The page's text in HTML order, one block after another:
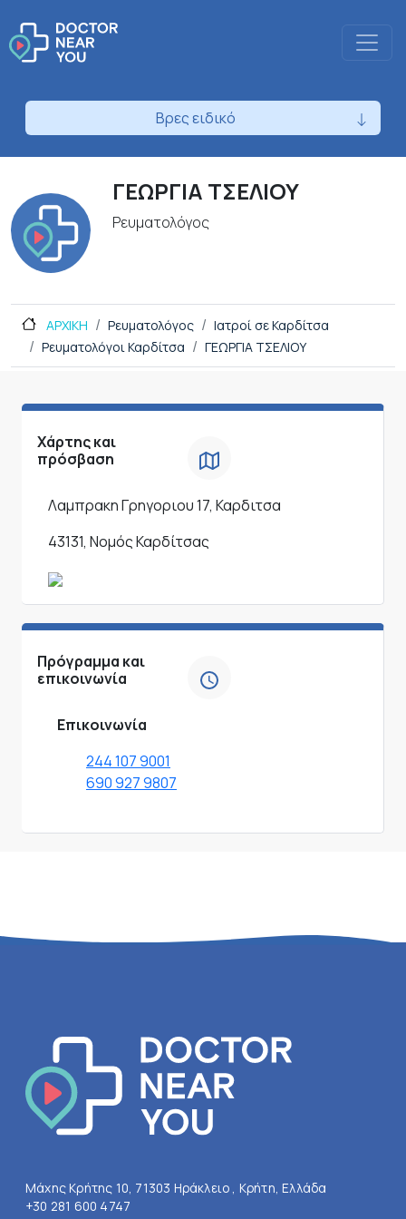
Βρες ειδικό
ΓΕΩΡΓΙΑ ΤΣΕΛΙΟΥ
Ρευματολόγος
ΑΡΧΙΚΗ Ρευματολόγος
Ιατροί σε Καρδίτσα
Ρευματολόγοι Καρδίτσα
ΓΕΩΡΓΙΑ ΤΣΕΛΙΟΥ
Χάρτης και
πρόσβαση
Λαμπρακη Γρηγοριου 17, Καρδιτσα
43131, Νομός Καρδίτσας
Πρόγραμμα και
επικοινωνία
Επικοινωνία
244 107 9001
690 927 9807
Μάχης Κρήτης 10, 71303 Ηράκλειο , Κρήτη, Ελλάδα
+30 281 600 4747